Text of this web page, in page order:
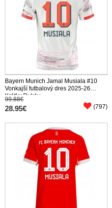
Bayern Munich Jamal Musiala #10
Vonkajší futbalový dres 2025-26
Krátky Rukáv
99.88€
28.95€ (797)